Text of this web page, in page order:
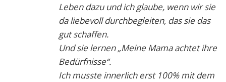
Leben dazu und ich glaube, wenn wir sie
da liebevoll durchbegleiten, das sie das
gut schaffen.
Und sie lernen „Meine Mama achtet ihre
Bedürfnisse“.
Ich musste innerlich erst 100% mit dem